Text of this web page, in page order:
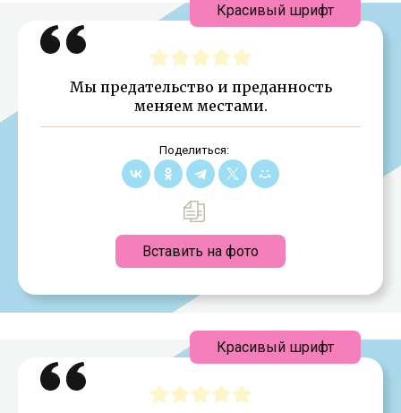
Мы предательство и преданность
меняем местами.
Поделиться:
Вставить на фото
Красивый шрифт
Красивый шрифт